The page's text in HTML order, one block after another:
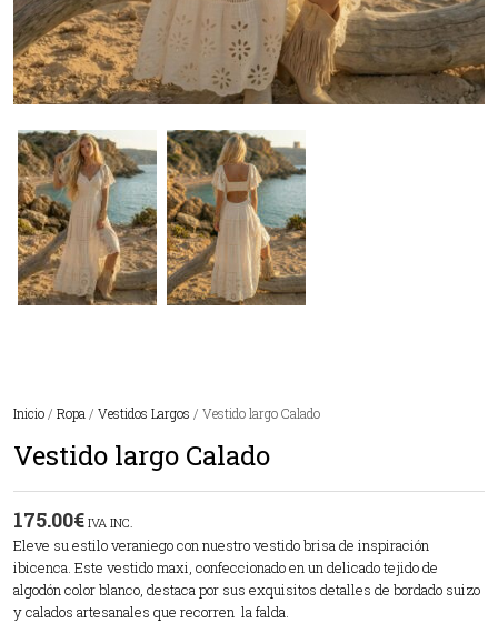
Inicio / Ropa / Vestidos Largos / Vestido largo Calado
Vestido largo Calado
175.00€ IVA INC.
Eleve su estilo veraniego con nuestro vestido brisa de inspiración
ibicenca. Este vestido maxi, confeccionado en un delicado tejido de
algodón color blanco, destaca por sus exquisitos detalles de bordado suizo
y calados artesanales que recorren la falda.